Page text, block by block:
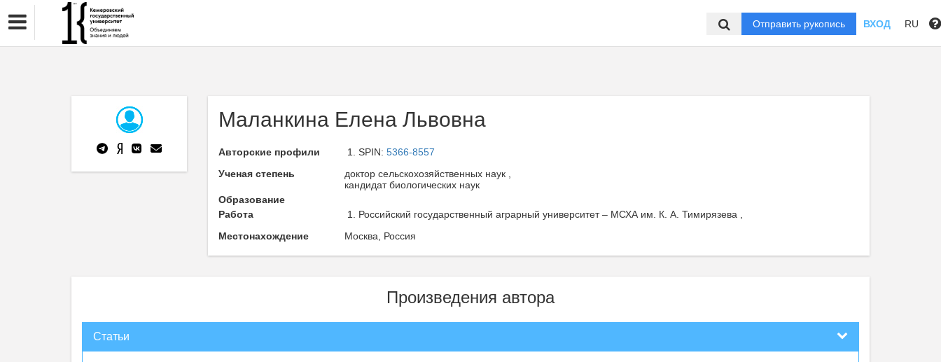
Отправить рукопись ВХОД RU
Маланкина Елена Львовна
Авторские профили SPIN: 5366-8557
Ученая степень
доктор сельскохозяйственных наук ,
кандидат биологических наук
Образование
Работа
Российский государственный аграрный университет – МСХА им. К. А. Тимирязева ,
Местонахождение
Москва, Россия
Произведения автора
Статьи